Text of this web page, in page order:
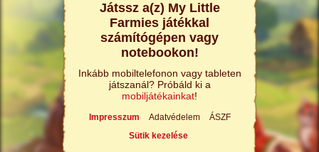
Játssz a(z) My Little
Farmies játékkal
számítógépen vagy
notebookon!
Inkább mobiltelefonon vagy tableten
játszanál? Próbáld ki a
mobiljátékainkat!
Impresszum Adatvédelem
ÁSZF
Sütik kezelése